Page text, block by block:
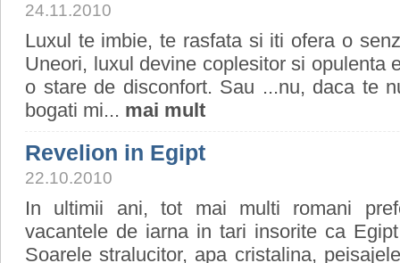
24.11.2010
Luxul te imbie, te rasfata si iti ofera o
Uneori, luxul devine coplesitor si opulenta
o stare de disconfort. Sau ...nu, daca te
bogati mi... mai mult
Revelion in Egipt
22.10.2010
In ultimii ani, tot mai multi romani
vacantele de iarna in tari insorite ca
Soarele stralucitor, apa cristalina,